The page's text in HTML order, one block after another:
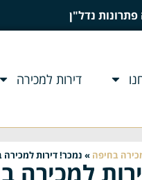
נדל"ן
דירות למכירה
בחיפה » נמכר! דירות למכירה בחיפה- דירת 3.5